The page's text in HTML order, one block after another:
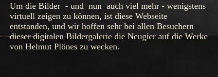
Um die Bilder - und nun auch viel mehr - wenigstens
virtuell zeigen zu können, ist diese Webseite
entstanden, und wir hoffen sehr bei allen Besuchern
dieser digitalen Bildergalerie die Neugier auf die Werke
von Helmut Plönes zu wecken.